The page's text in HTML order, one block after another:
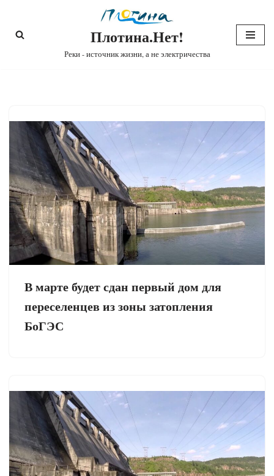
Перейти
Плотина.Нет!
Реки - источник жизни, а не электричества
В марте будет сдан первый дом для
переселенцев из зоны затопления
БоГЭС